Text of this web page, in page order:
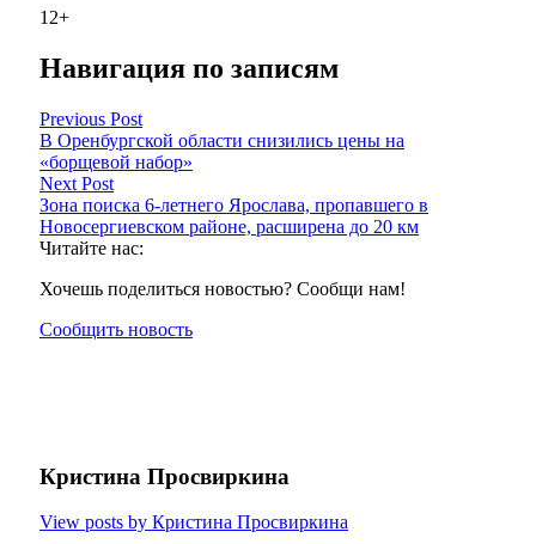
12+
Навигация по записям
Previous Post
В Оренбургской области снизились цены на
«борщевой набор»
Next Post
Зона поиска 6-летнего Ярослава, пропавшего в
Новосергиевском районе, расширена до 20 км
Читайте нас:
Хочешь поделиться новостью? Сообщи нам!
Сообщить новость
Кристина Просвиркина
View posts by Кристина Просвиркина